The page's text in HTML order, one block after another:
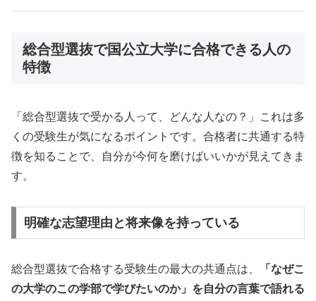
総合型選抜で国公立大学に合格できる人の
特徴
「総合型選抜で受かる人って、どんな人なの？」これは多
くの受験生が気になるポイントです。合格者に共通する特
徴を知ることで、自分が今何を磨けばいいかが見えてきま
す。
明確な志望理由と将来像を持っている
総合型選抜で合格する受験生の最大の共通点は、
「なぜこ
の大学のこの学部で学びたいのか」を自分の言葉で語れる